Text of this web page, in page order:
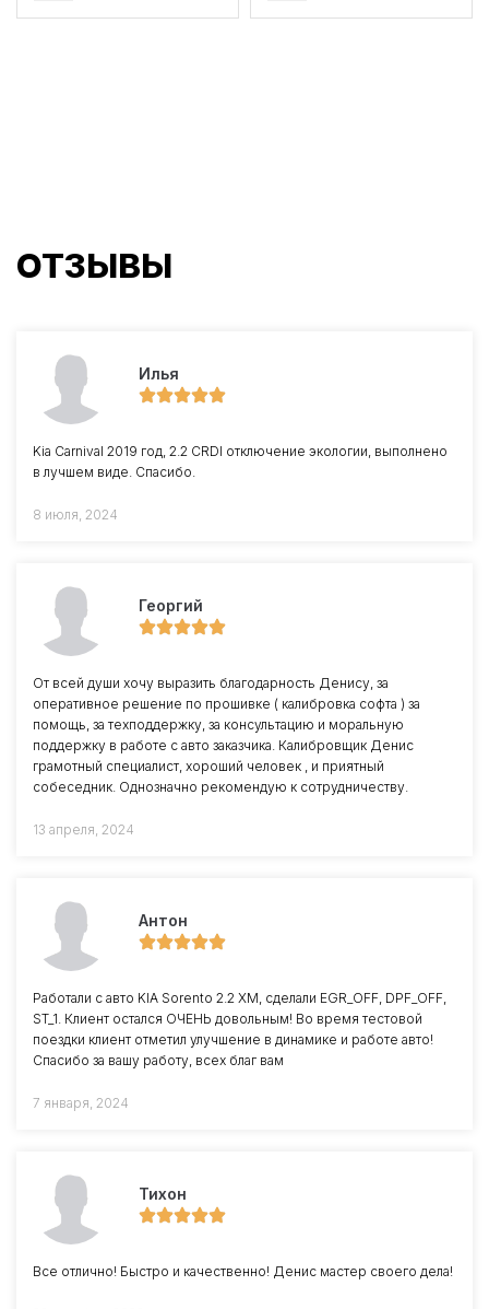
ОТЗЫВЫ
Илья
Kia Carnival 2019 год, 2.2 CRDI отключение экологии, выполнено
в лучшем виде. Спасибо.
8 июля, 2024
Георгий
От всей души хочу выразить благодарность Денису, за
оперативное решение по прошивке ( калибровка софта ) за
помощь, за техподдержку, за консультацию и моральную
поддержку в работе с авто заказчика. Калибровщик Денис
грамотный специалист, хороший человек , и приятный
собеседник. Однозначно рекомендую к сотрудничеству.
13 апреля, 2024
Антон
Работали с авто KIA Sorento 2.2 XM, сделали EGR_OFF, DPF_OFF,
ST_1. Клиент остался ОЧЕНЬ довольным! Во время тестовой
поездки клиент отметил улучшение в динамике и работе авто!
Спасибо за вашу работу, всех благ вам
7 января, 2024
Тихон
Все отлично! Быстро и качественно! Денис мастер своего дела!